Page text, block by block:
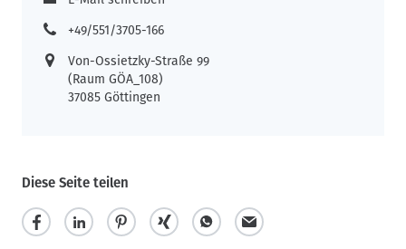
+49/551/3705-166
Von-Ossietzky-Straße 99
(Raum GÖA_108)
37085 Göttingen
Diese Seite teilen